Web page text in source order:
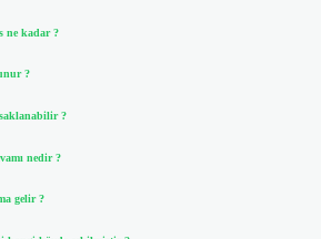
ne kadar ?
?
?
nedir ?
gelir ?